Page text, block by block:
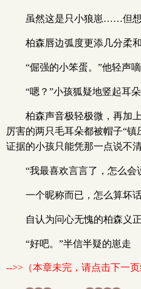
虽然这是只小狼崽……但想
柏森唇边弧度更添几分柔和
“倔强的小笨蛋。”他轻声嘀
“嗯？”小孩狐疑地竖起耳
柏森声音极轻极微，再加
厉害的两只毛耳朵都被帽子“
证据的小孩只能凭那一点说不
“我最喜欢言言了，怎么会
一个昵称而已，怎么算坏
自认为问心无愧的柏森义
“好吧。”半信半疑的崽走
-->>（本章未完，请点击下一页